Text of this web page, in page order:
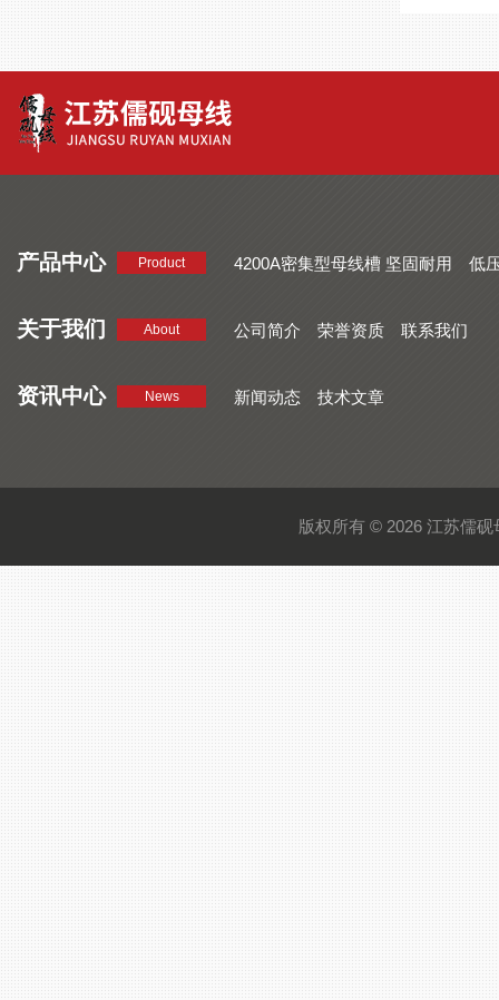
产品中心 Product 4200A密集型母线槽 坚固耐用
低
关于我们 About 公司简介 荣誉资质 联系我们
资讯中心 News 新闻动态 技术文章
版权所有 © 2026 江苏儒